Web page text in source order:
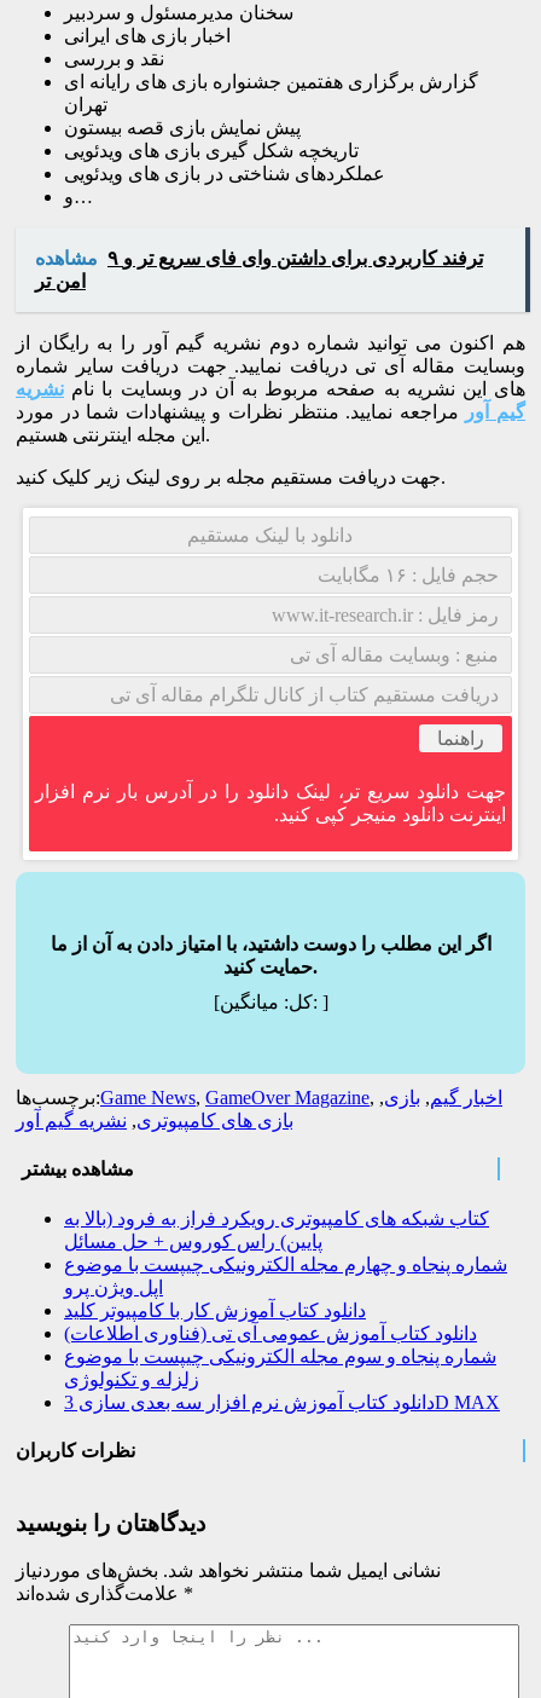
سخنان مدیرمسئول و سردبیر
اخبار بازی های ایرانی
نقد و بررسی
گزارش برگزاری هفتمین جشنواره بازی های رایانه ای
تهران
پیش نمایش بازی قصه بیستون
تاریخچه شکل گیری بازی های ویدئویی
عملکردهای شناختی در بازی های ویدئویی
و…
مشاهده ۹ ترفند کاربردی برای داشتن وای فای سریع تر و
امن تر
هم اکنون می توانید شماره دوم نشریه گیم آور را به رایگان از
وبسایت مقاله آی تی دریافت نمایید. جهت دریافت سایر شماره
های این نشریه به صفحه مربوط به آن در وبسایت با نام نشریه
گیم آور
مراجعه نمایید. منتظر نظرات و پیشنهادات شما در مورد
این مجله اینترنتی هستیم.
جهت دریافت مستقیم مجله بر روی لینک زیر کلیک کنید.
دانلود با لینک مستقیم
حجم فایل : ۱۶ مگابایت
رمز فایل : www.it-research.ir
منبع : وبسایت مقاله آی تی
دریافت مستقیم کتاب از کانال تلگرام مقاله آی تی
راهنما
جهت دانلود سریع تر، لینک دانلود را در آدرس بار نرم افزار
اینترنت دانلود منیجر کپی کنید.
اگر این مطلب را دوست داشتید، با امتیاز دادن به آن از ما
حمایت کنید.
[کل:میانگین: ]
برچسب‌ها:Game News, GameOver Magazine, اخبار گیم, بازی,
بازی های کامپیوتری, نشریه گیم آور
مشاهده بیشتر
کتاب شبکه های کامپیوتری رویکرد فراز به فرود (بالا به
پایین) راس کوروس + حل مسائل
شماره پنجاه و چهارم مجله الکترونیکی چیپست با موضوع
اپل ویژن پرو
دانلود کتاب آموزش کار با کامپیوتر کلید
دانلود کتاب آموزش عمومی آی تی (فناوری اطلاعات)
شماره پنجاه و سوم مجله الکترونیکی چیپست با موضوع
زلزله و تکنولوژی
دانلود کتاب آموزش نرم افزار سه بعدی سازی 3D MAX
نظرات کاربران
دیدگاهتان را بنویسید
نشانی ایمیل شما منتشر نخواهد شد. بخش‌های موردنیاز
*